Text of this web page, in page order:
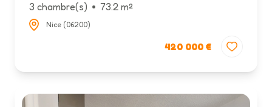
3 chambre(s)
73.2 m²
Nice (06200)
420 000 €